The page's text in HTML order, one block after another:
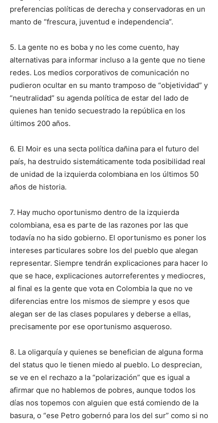
preferencias políticas de derecha y conservadoras en un
manto de “frescura, juventud e independencia”.
5. La gente no es boba y no les come cuento, hay
alternativas para informar incluso a la gente que no tiene
redes. Los medios corporativos de comunicación no
pudieron ocultar en su manto tramposo de “objetividad” y
“neutralidad” su agenda política de estar del lado de
quienes han tenido secuestrado la república en los
últimos 200 años.
6. El Moir es una secta política dañina para el futuro del
país, ha destruido sistemáticamente toda posibilidad real
de unidad de la izquierda colombiana en los últimos 50
años de historia.
7. Hay mucho oportunismo dentro de la izquierda
colombiana, esa es parte de las razones por las que
todavía no ha sido gobierno. El oportunismo es poner los
intereses particulares sobre los del pueblo que alegan
representar. Siempre tendrán explicaciones para hacer lo
que se hace, explicaciones autorreferentes y mediocres,
al final es la gente que vota en Colombia la que no ve
diferencias entre los mismos de siempre y esos que
alegan ser de las clases populares y deberse a ellas,
precisamente por ese oportunismo asqueroso.
8. La oligarquía y quienes se benefician de alguna forma
del status quo le tienen miedo al pueblo. Lo desprecian,
se ve en el rechazo a la “polarización” que es igual a
afirmar que no hablemos de pobres, aunque todos los
días nos topemos con alguien que está comiendo de la
basura, o “ese Petro gobernó para los del sur” como si no